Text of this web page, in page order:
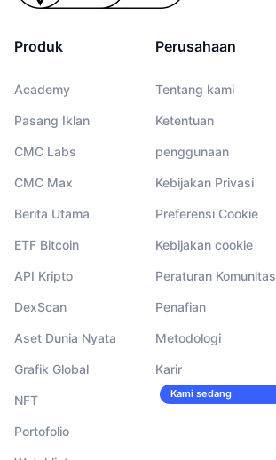
Produk
Academy
Pasang Iklan
CMC Labs
CMC Max
Berita Utama
ETF Bitcoin
API Kripto
DexScan
Aset Dunia Nyata
Grafik Global
NFT
Portofolio
Perusahaan
Tentang kami
Ketentuan
penggunaan
Kebijakan Privasi
Preferensi Cookie
Kebijakan cookie
Peraturan Komunitas
Penafian
Metodologi
Karir
Kami sedang